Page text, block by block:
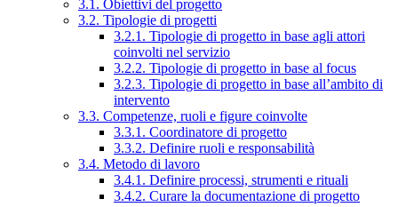
3.1. Obiettivi del progetto
3.2. Tipologie di progetti
3.2.1. Tipologie di progetto in base agli attori
coinvolti nel servizio
3.2.2. Tipologie di progetto in base al focus
3.2.3. Tipologie di progetto in base all’ambito di
intervento
3.3. Competenze, ruoli e figure coinvolte
3.3.1. Coordinatore di progetto
3.3.2. Definire ruoli e responsabilità
3.4. Metodo di lavoro
3.4.1. Definire processi, strumenti e rituali
3.4.2. Curare la documentazione di progetto